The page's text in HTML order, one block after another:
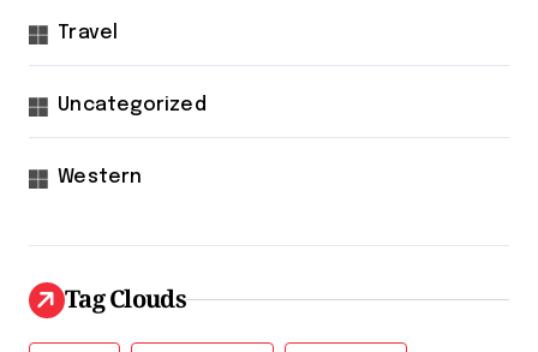
Travel
Uncategorized
Western
Tag Clouds